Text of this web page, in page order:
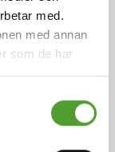
med.
med annan
som de har